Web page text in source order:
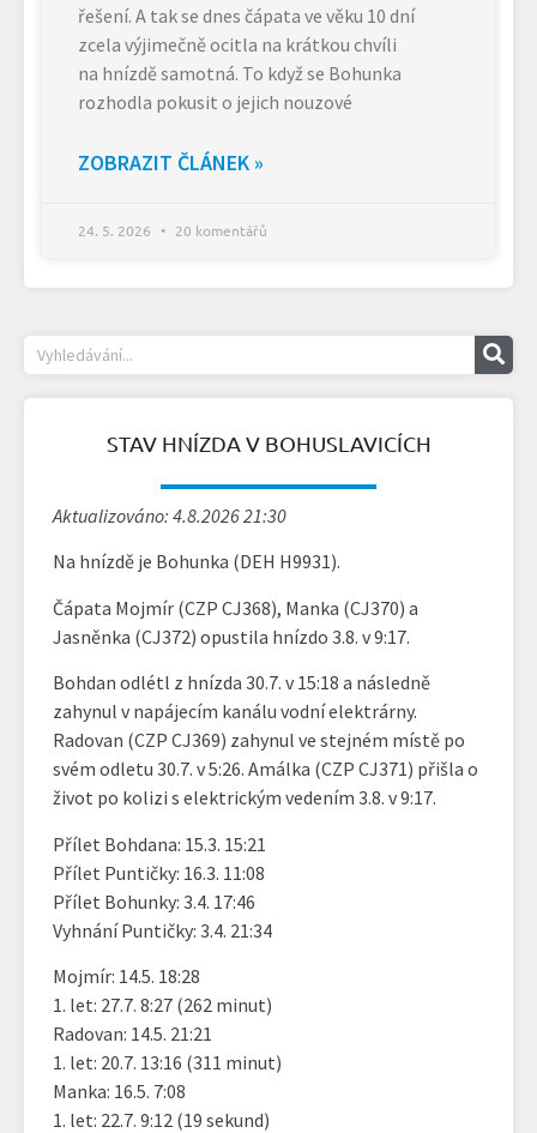
řešení. A tak se dnes čápata ve věku 10 dní
zcela výjimečně ocitla na krátkou chvíli
na hnízdě samotná. To když se Bohunka
rozhodla pokusit o jejich nouzové
ZOBRAZIT ČLÁNEK »
24. 5. 2026 20 komentářů
STAV HNÍZDA V BOHUSLAVICÍCH
Aktualizováno: 4.8.2026 21:30
Na hnízdě je Bohunka (DEH H9931).
Čápata Mojmír (CZP CJ368), Manka (CJ370) a
Jasněnka (CJ372) opustila hnízdo 3.8. v 9:17.
Bohdan odlétl z hnízda 30.7. v 15:18 a následně
zahynul v napájecím kanálu vodní elektrárny.
Radovan (CZP CJ369) zahynul ve stejném místě po
svém odletu 30.7. v 5:26. Amálka (CZP CJ371) přišla o
život po kolizi s elektrickým vedením 3.8. v 9:17.
Přílet Bohdana: 15.3. 15:21
Přílet Puntičky: 16.3. 11:08
Přílet Bohunky: 3.4. 17:46
Vyhnání Puntičky: 3.4. 21:34
Mojmír: 14.5. 18:28
1. let: 27.7. 8:27 (262 minut)
Radovan: 14.5. 21:21
1. let: 20.7. 13:16 (311 minut)
Manka: 16.5. 7:08
1. let: 22.7. 9:12 (19 sekund)